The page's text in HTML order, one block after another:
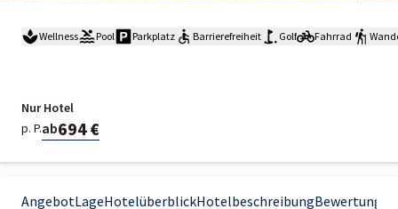
Wellness Pool Parkplatz Barrierefreiheit Golf Fahrrad
Nur Hotel
p. P.ab694 €
AngebotLageHotelüberblickHotelbeschreibungBewertungen